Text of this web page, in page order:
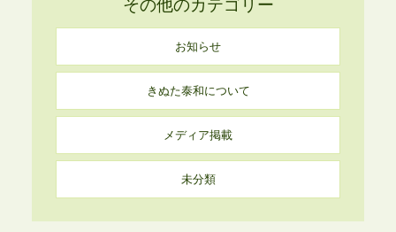
その他のカテゴリー
お知らせ
きぬた泰和について
メディア掲載
未分類